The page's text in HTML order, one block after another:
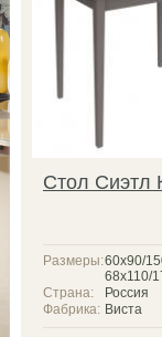
Стол Сиэтл
60x90/
68x110/
Размеры:
Россия
Страна:
Виста
Фабрика: